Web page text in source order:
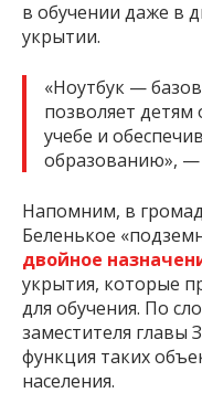
в обучении даже в
укрытии.
«Ноутбук —
позволяет
учебе и
образованию», —
Напомним, в
Беленькое
двойное
укрытия, которые
для обучения. По
заместителя главы
функция таких
населения.